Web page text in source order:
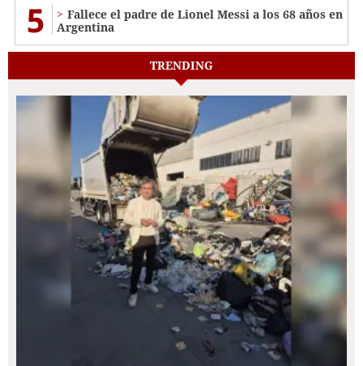
5
Fallece el padre de Lionel Messi a los 68 años en
Argentina
TRENDING